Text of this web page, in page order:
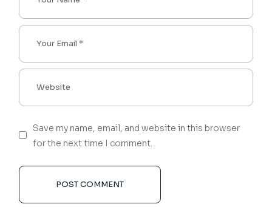
Save my name, email, and website in this browser
for the next time I comment.
POST COMMENT